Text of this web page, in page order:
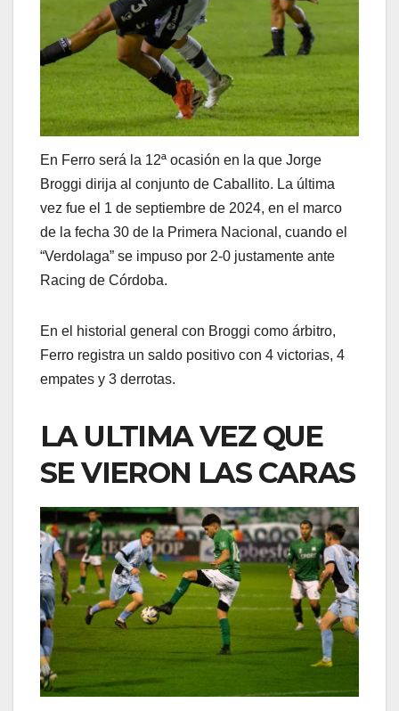
En Ferro será la 12ª ocasión en la que Jorge
Broggi dirija al conjunto de Caballito. La última
vez fue el 1 de septiembre de 2024, en el marco
de la fecha 30 de la Primera Nacional, cuando el
“Verdolaga” se impuso por 2-0 justamente ante
Racing de Córdoba.
En el historial general con Broggi como árbitro,
Ferro registra un saldo positivo con 4 victorias, 4
empates y 3 derrotas.
LA ULTIMA VEZ QUE
SE VIERON LAS CARAS